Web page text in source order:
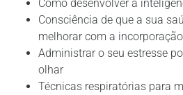
Como desenvolver a
Consciência de que a sua
melhorar com a
Administrar o seu estresse
olhar
Técnicas respiratórias para